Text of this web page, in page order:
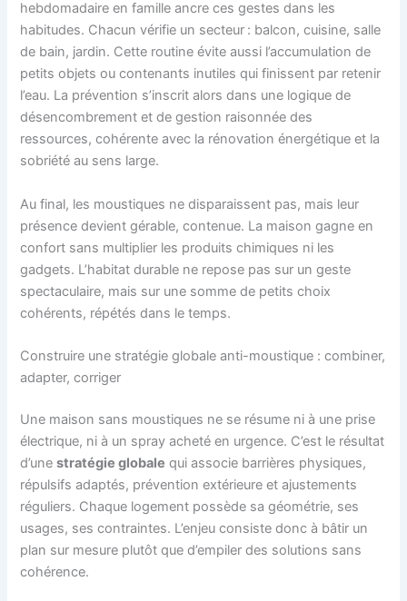
hebdomadaire en famille ancre ces gestes dans les
habitudes. Chacun vérifie un secteur : balcon, cuisine, salle
de bain, jardin. Cette routine évite aussi l’accumulation de
petits objets ou contenants inutiles qui finissent par retenir
l’eau. La prévention s’inscrit alors dans une logique de
désencombrement et de gestion raisonnée des
ressources, cohérente avec la rénovation énergétique et la
sobriété au sens large.
Au final, les moustiques ne disparaissent pas, mais leur
présence devient gérable, contenue. La maison gagne en
confort sans multiplier les produits chimiques ni les
gadgets. L’habitat durable ne repose pas sur un geste
spectaculaire, mais sur une somme de petits choix
cohérents, répétés dans le temps.
Construire une stratégie globale anti-moustique : combiner,
adapter, corriger
Une maison sans moustiques ne se résume ni à une prise
électrique, ni à un spray acheté en urgence. C’est le résultat
d’unestratégie globale qui associe barrières physiques,
répulsifs adaptés, prévention extérieure et ajustements
réguliers. Chaque logement possède sa géométrie, ses
usages, ses contraintes. L’enjeu consiste donc à bâtir un
plan sur mesure plutôt que d’empiler des solutions sans
cohérence.